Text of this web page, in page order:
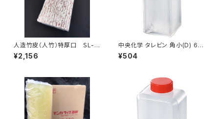
人造竹皮（人竹）特厚口 ＳL-5
0（120ｇ） 200枚
¥2,156
中央化学 タレビン 角小(D) 6m
l 100個入り
¥504